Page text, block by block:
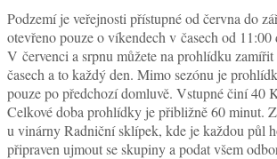
Podzemí je veřejnosti přístupné od června do
otevřeno pouze o víkendech v časech od 11:00
V červenci a srpnu můžete na prohlídku zamířit
časech a to každý den. Mimo sezónu je
pouze po předchozí domluvě. Vstupné činí 40
Celkové doba prohlídky je přibližně 60 minut.
u vinárny Radniční sklípek, kde je každou půl
připraven ujmout se skupiny a podat všem